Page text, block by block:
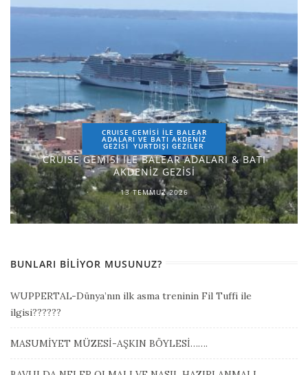
CRUISE GEMİSİ İLE BALEAR
ADALARI VE BATI AKDENİZ
GEZİSİ YURTDIŞI GEZILER
CRUISE GEMİSİ İLE BALEAR ADALARI & BATI
AKDENİZ GEZİSİ
13 TEMMUZ 2026
BUNLARI BILIYOR MUSUNUZ?
WUPPERTAL-Dünya’nın ilk asma treninin Fil Tuffi ile
ilgisi??????
MASUMİYET MÜZESİ-AŞKIN BÖYLESİ…….